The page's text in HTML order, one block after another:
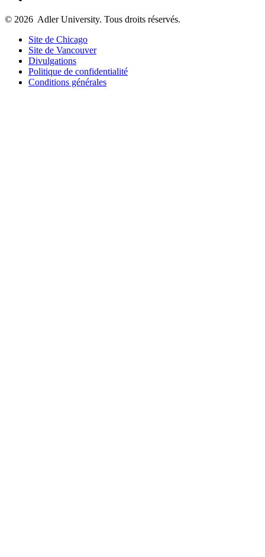
© 2026 Adler University. Tous droits réservés.
Site de Chicago
Site de Vancouver
Divulgations
Politique de confidentialité
Conditions générales